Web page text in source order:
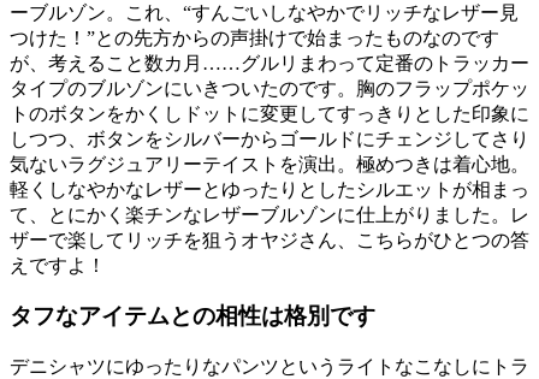
ーブルゾン。これ、“すんごいしなやかでリッチなレザー見
つけた！”との先方からの声掛けで始まったものなのです
が、考えること数カ月……グルリまわって定番のトラッカー
タイプのブルゾンにいきついたのです。胸のフラップポケッ
トのボタンをかくしドットに変更してすっきりとした印象に
しつつ、ボタンをシルバーからゴールドにチェンジしてさり
気ないラグジュアリーテイストを演出。極めつきは着心地。
軽くしなやかなレザーとゆったりとしたシルエットが相まっ
て、とにかく楽チンなレザーブルゾンに仕上がりました。レ
ザーで楽してリッチを狙うオヤジさん、こちらがひとつの答
えですよ！
タフなアイテムとの相性は格別です
デニシャツにゆったりなパンツというライトなこなしにトラ